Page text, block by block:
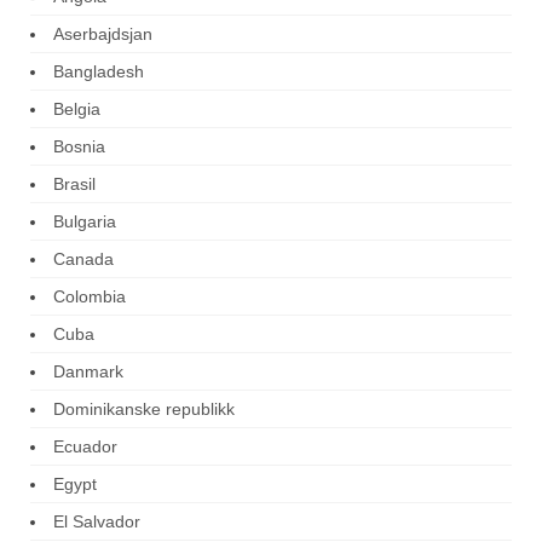
Aserbajdsjan
Bangladesh
Belgia
Bosnia
Brasil
Bulgaria
Canada
Colombia
Cuba
Danmark
Dominikanske republikk
Ecuador
Egypt
El Salvador